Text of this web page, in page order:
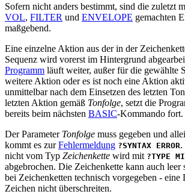
Sofern nicht anders bestimmt, sind die zuletzt
VOL, FILTER und ENVELOPE gemachten
maßgebend.
Eine einzelne Aktion aus der in der
Sequenz wird vorerst im Hintergrund
Programm läuft weiter, außer für die gewählte
weitere Aktion oder es ist noch eine Aktion
unmittelbar nach dem Einsetzen des letzten
letzten Aktion gemäß Tonfolge, setzt die
bereits beim nächsten BASIC-Kommando fort.
Der Parameter Tonfolge muss gegeben und
kommt es zurFehlermeldung ?SYNTAX ERROR.
nicht vom Typ Zeichenkette wird mit ?TYPE
abgebrochen. Die Zeichenkette kann auch leer
bei Zeichenketten technisch vorgegeben - eine
Zeichen nicht überschreiten.